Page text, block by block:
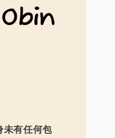
未有任何包